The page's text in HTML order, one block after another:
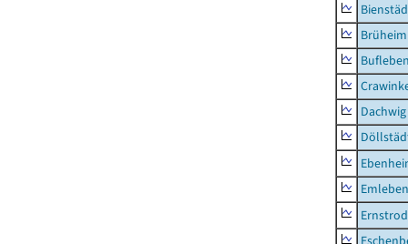
Brüheim
Dachwig
Emleben